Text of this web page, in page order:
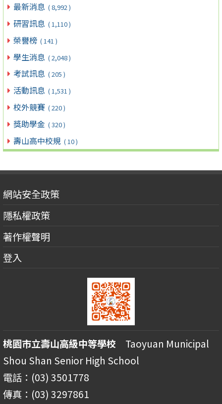
最新消息 ( 8,992 )
研習訊息 ( 1,110 )
榮譽榜 ( 141 )
學生消息 ( 2,048 )
考試訊息 ( 205 )
活動訊息 ( 1,531 )
校外競賽 ( 220 )
獎助學金 ( 320 )
壽山高中校規 ( 10 )
網站安全政策
隱私權政策
著作權聲明
登入
桃園市立壽山高級中等學校 Taoyuan Municipal
Shou Shan Senior High School
電話：(03) 3501778
傳真：(03) 3297861